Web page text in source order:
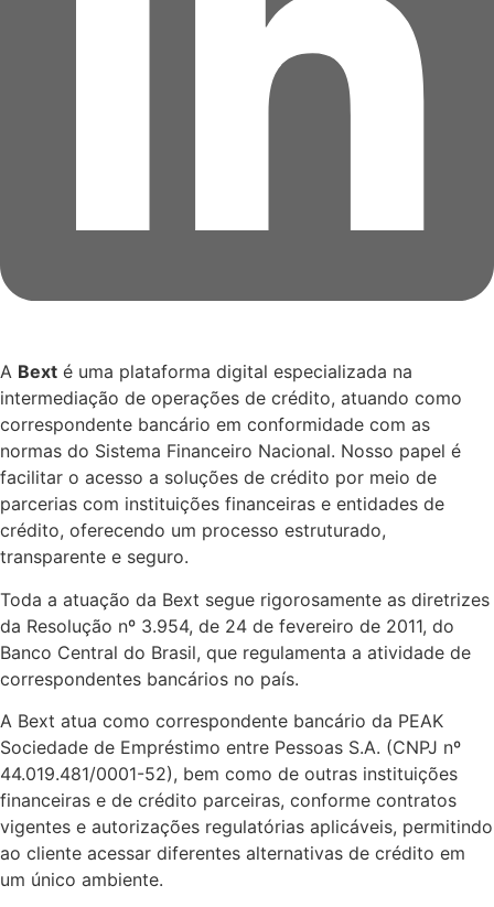
A Bext é uma plataforma digital especializada na
intermediação de operações de crédito, atuando como
correspondente bancário em conformidade com as
normas do Sistema Financeiro Nacional. Nosso papel é
facilitar o acesso a soluções de crédito por meio de
parcerias com instituições financeiras e entidades de
crédito, oferecendo um processo estruturado,
transparente e seguro.
Toda a atuação da Bext segue rigorosamente as diretrizes
da Resolução nº 3.954, de 24 de fevereiro de 2011, do
Banco Central do Brasil, que regulamenta a atividade de
correspondentes bancários no país.
A Bext atua como correspondente bancário da PEAK
Sociedade de Empréstimo entre Pessoas S.A. (CNPJ nº
44.019.481/0001-52), bem como de outras instituições
financeiras e de crédito parceiras, conforme contratos
vigentes e autorizações regulatórias aplicáveis, permitindo
ao cliente acessar diferentes alternativas de crédito em
um único ambiente.